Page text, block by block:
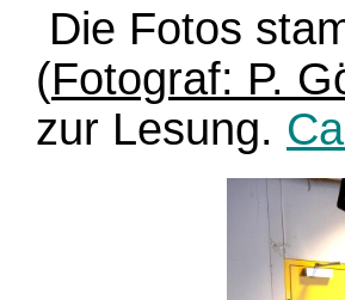
Die Fotos
(Fotograf: P.
zur Lesung.